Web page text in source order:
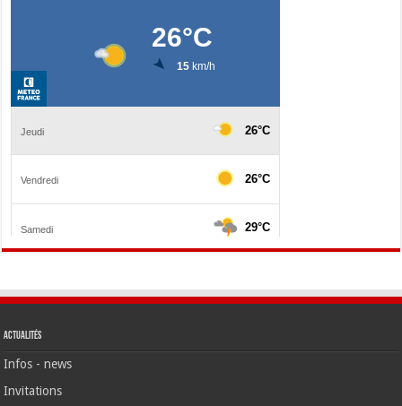
Actualités
Infos - news
Invitations